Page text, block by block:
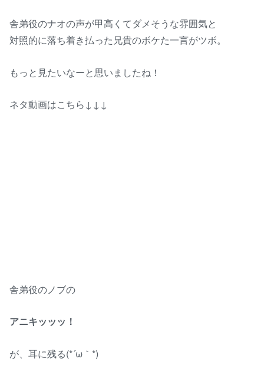
舎弟役のナオの声が甲高くてダメそうな雰囲気と
対照的に落ち着き払った兄貴のボケた一言がツボ。
もっと見たいなーと思いましたね！
ネタ動画はこちら↓↓↓
舎弟役のノブの
アニキッッッ！
が、耳に残る(*´ω｀*)